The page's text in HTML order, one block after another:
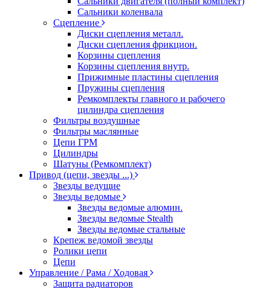
Сальники коленвала
Сцепление
Диски сцепления металл.
Диски сцепления фрикцион.
Корзины сцепления
Корзины сцепления внутр.
Прижимные пластины сцепления
Пружины сцепления
Ремкомплекты главного и рабочего
цилиндра сцепления
Фильтры воздушные
Фильтры маслянные
Цепи ГРМ
Цилиндры
Шатуны (Ремкомплект)
Привод (цепи, звезды ...)
Звезды ведущие
Звезды ведомые
Звезды ведомые алюмин.
Звезды ведомые Stealth
Звезды ведомые стальные
Крепеж ведомой звезды
Ролики цепи
Цепи
Управление / Рама / Ходовая
Защита радиаторов